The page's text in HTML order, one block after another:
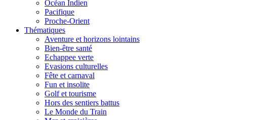
Océan Indien
Pacifique
Proche-Orient
Thématiques
Aventure et horizons lointains
Bien-être santé
Echappee verte
Evasions culturelles
Fête et carnaval
Fun et insolite
Golf et tourisme
Hors des sentiers battus
Le Monde du Train